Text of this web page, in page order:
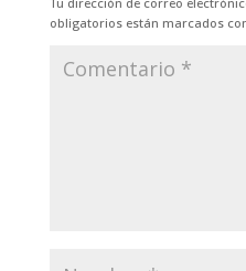
obligatorios están marcados